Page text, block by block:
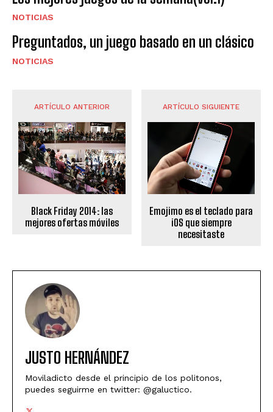
NOTICIAS
Preguntados, un juego basado en un clásico
NOTICIAS
ARTÍCULO ANTERIOR
Black Friday 2014: las
mejores ofertas móviles
ARTÍCULO SIGUIENTE
Emojimo es el teclado para
iOS que siempre
necesitaste
JUSTO HERNÁNDEZ
Moviladicto desde el principio de los politonos,
puedes seguirme en twitter: @galuctico.